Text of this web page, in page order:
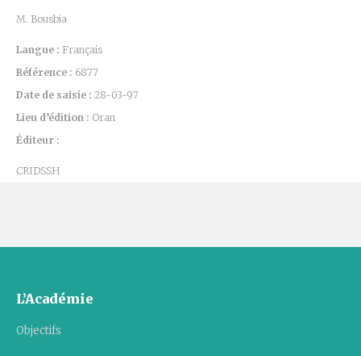
M. Bousbia
Langue : Français
Référence : 6877
Date de saisie : 28-03-97
Lieu d’édition : Oran
Éditeur :
CRIDSSH
L’Académie
Objectifs